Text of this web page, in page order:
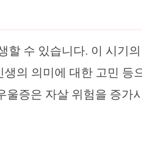
할 수 있습니다. 이 시기의
의 의미에 대한 고민 등
울증은 자살 위험을 증가